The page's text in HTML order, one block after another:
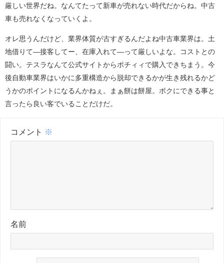
厳しい世界だね。なんてたって新車が売れない時代だからね。中古
車も売れなくなっていくよ。
オレ思うんだけど、業界体質が古すぎるんだよね中古車業界は。土
地借りて―接客してー、在庫入れて―って厳しいよな。コストとの
闘い。テスラなんて公式サイトからポチィィで購入できちまう。今
後自動車業界はいかに多重構造から脱却できるかが生き残れるかど
うかのポイントになるんかねぇ。まぁ餅は餅屋。ボクにできる事と
言ったら良い客でいることだけだ。
コメント ※
名前